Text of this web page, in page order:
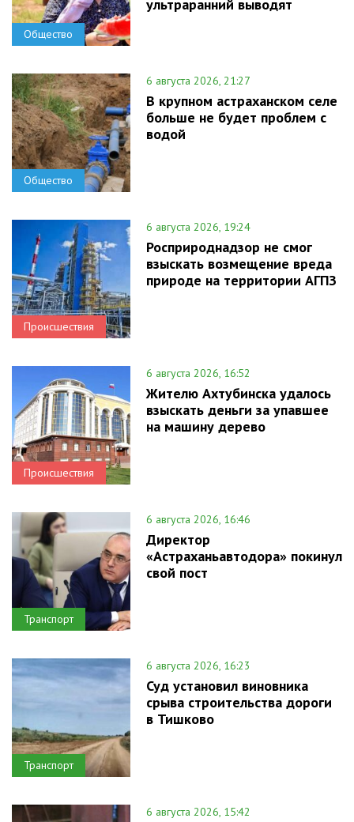
Общество
ультраранний выводят
Общество
6 августа 2026, 21:27
В крупном астраханском селе
больше не будет проблем с
водой
Происшествия
6 августа 2026, 19:24
Росприроднадзор не смог
взыскать возмещение вреда
природе на территории АГПЗ
Происшествия
6 августа 2026, 16:52
Жителю Ахтубинска удалось
взыскать деньги за упавшее
на машину дерево
Транспорт
6 августа 2026, 16:46
Директор
«Астраханьавтодора» покинул
свой пост
Транспорт
6 августа 2026, 16:23
Суд установил виновника
срыва строительства дороги
в Тишково
6 августа 2026, 15:42